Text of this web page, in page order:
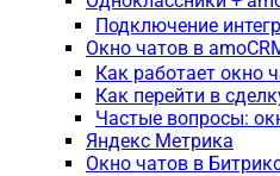
Подключение
Окно чатов в
Как работает окно
Как перейти в
Частые вопросы:
Яндекс Метрика
Окно чатов в